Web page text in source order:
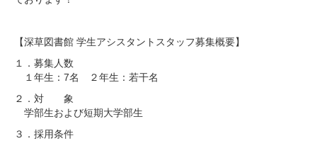
【深草図書館 学生アシスタントスタッフ募集概要】
１．募集人数
１年生：7名 ２年生：若干名
２．対 象
学部生および短期大学部生
３．採用条件